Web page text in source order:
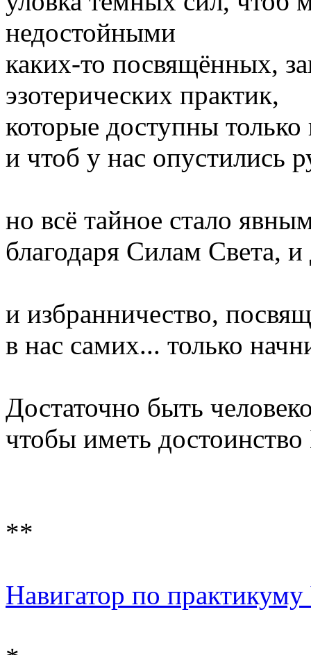
недостойными
каких-то посвящённых,
эзотерических практик,
которые доступны
и чтоб у нас опустились
но всё тайное стало
благодаря Силам Света, и
и избранничество,
в нас самих... только
Достаточно быть
чтобы иметь
**
Навигатор по